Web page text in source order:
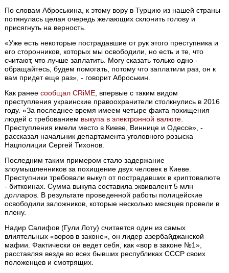
По словам Аброськина, к этому вору в Турцию из нашей страны
потянулась целая очередь желающих склонить голову и
присягнуть на верность.
«Уже есть некоторые пострадавшие от рук этого преступника и
его сторонников, которых мы освободили, но есть и те, что
считают, что лучше заплатить. Могу сказать только одно -
обращайтесь, будем помогать, потому что заплатили раз, он к
вам придет еще раз», - говорит Аброськин.
Как ранеесообщал CRiME , впервые с таким видом
преступления украинские правоохранители столкнулись в 2016
году. «За последнее время имеем четыре факта похищения
людей с требованием выкупа в электронной валюте
Преступления имели место в Киеве, Виннице и Одессе», -
рассказал начальник департамента уголовного розыска
Нацполиции Сергей Тихонов.
Последним таким примером стало задержание
злоумышленников за похищение двух человек в Киеве.
Преступники требовали выкуп от пострадавших в криптовалюте
- биткоинах. Сумма выкупа составила эквивалент 5 млн
долларов. В результате проведенной работы полицейские
освободили заложников, которые несколько месяцев провели в
плену.
Надир Салифов (Гули Лоту) считается один из самых
влиятельных «воров в законе», он лидер азербайджанской
мафии. Фактически он ведет себя, как «вор в законе №1»,
расставляя везде во всех бывших республиках СССР своих
положенцев и смотрящих.